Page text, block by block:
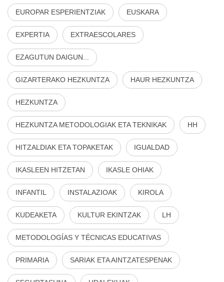
EUROPAR ESPERIENTZIAK EUSKARA
EXPERTIA EXTRAESCOLARES
EZAGUTUN DAIGUN...
GIZARTERAKO HEZKUNTZA HAUR HEZKUNTZA
HEZKUNTZA
HEZKUNTZA METODOLOGIAK ETA TEKNIKAK HH
HITZALDIAK ETA TOPAKETAK IGUALDAD
IKASLEEN HITZETAN IKASLE OHIAK
INFANTIL INSTALAZIOAK KIROLA
KUDEAKETA KULTUR EKINTZAK LH
METODOLOGÍAS Y TÉCNICAS EDUCATIVAS
PRIMARIA SARIAK ETA AINTZATESPENAK